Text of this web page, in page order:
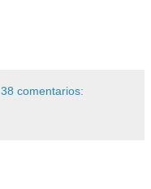
38 comentarios: